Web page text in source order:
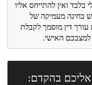
בלבד ואין להתייחס אליו
בחינה מעמיקה של
עורך דין מוסמך לקבלת
האישי.
אליכם בהקדם: